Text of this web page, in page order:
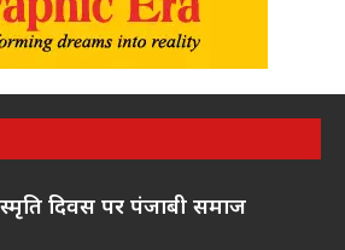
दिवस पर पंजाबी समाज